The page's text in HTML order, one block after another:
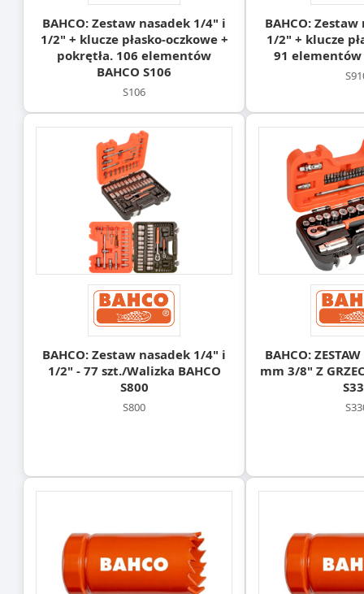
BAHCO: Zestaw nasadek 1/4" i
1/2" + klucze płasko-oczkowe +
pokrętła. 106 elementów
BAHCO S106
S106
BAHCO:
1/2" + klucze
91 elementów
BAHCO: Zestaw nasadek 1/4" i
1/2" - 77 szt./Walizka BAHCO
S800
S800
BAHCO:
mm 3/8" Z